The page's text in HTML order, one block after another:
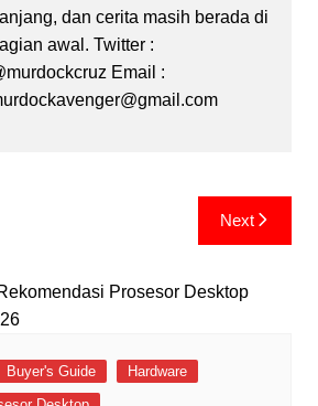
dan cerita masih berada di
awal. Twitter :
Email :
Next
Buyer's Guide
Hardware